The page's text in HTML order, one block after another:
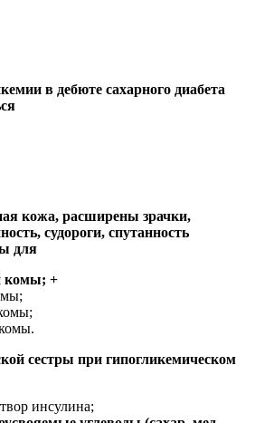
в дебюте сахарного диабета
кожа, расширены зрачки,
судороги, спутанность
для
комы; +
сестры при гипогликемическом
инсулина;